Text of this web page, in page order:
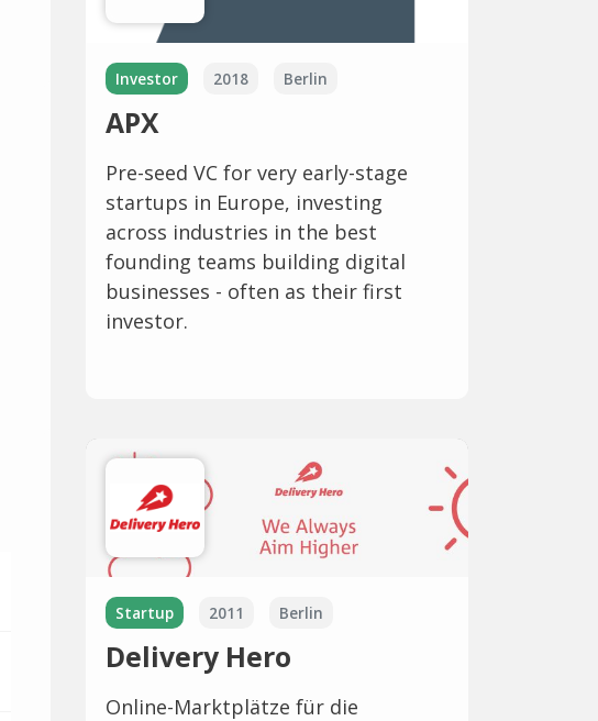
Investor 2018 Berlin
APX
Pre-seed VC for very early-stage
startups in Europe, investing
across industries in the best
founding teams building digital
businesses - often as their first
investor.
Startup 2011 Berlin
Delivery Hero
Online-Marktplätze für die